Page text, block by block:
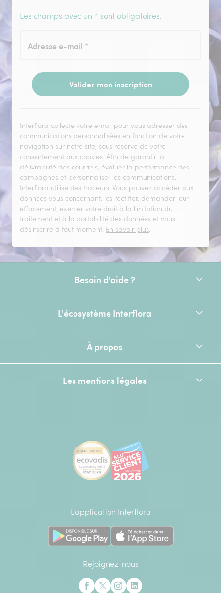
Les champs avec un * sont obligatoires.
Adresse e-mail *
Valider mon inscription
Interflora collecte votre email pour vous adresser des
communications personnalisées en fonction de votre
navigation sur notre site, sous réserve de votre
consentement aux cookies. Afin de garantir la
délivrabilité des courriels, évaluer la performance des
campagnes et personnaliser les communications,
Interflora utilise des traceurs. Vous pouvez accéder aux
données vous concernant, les rectifier, demander leur
effacement, exercer votre droit à la limitation du
traitement et à la portabilité des données et vous
désinscrire à tout moment. En savoir plus.
Besoin d'aide ?
L'écosystème Interflora
À propos
Les mentions légales
[Ecovadis Gold Badge - Top 5%
L'application Interflora
Rejoignez-nous